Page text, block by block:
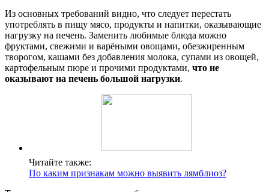
Из основных требований видно, что следует перестать
употреблять в пищу мясо, продукты и напитки, оказывающие
нагрузку на печень. Заменить любимые блюда можно
фруктами, свежими и варёными овощами, обезжиренным
творогом, кашами без добавления молока, супами из овощей,
картофельным пюре и прочими продуктами, что не
оказывают на печень большой нагрузки.
Читайте также:
По каким признакам можно выявить лямблиоз?